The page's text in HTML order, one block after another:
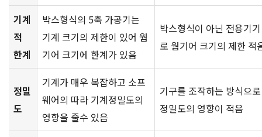
기계
적
한계
박스형식의 5축 가공기는
기계 크기의 제한이 있어 웜
기어 크기에 한계가 있음
박스형식이 아닌 전용기기
로 웜기어 크기의 제한 적
정밀
도
기계가 매우 복잡하고 소프
웨어의 따라 기계정밀도의
영향을 줄수 있음
기구를 조작하는 방식으로
정밀도의 영향이 적음